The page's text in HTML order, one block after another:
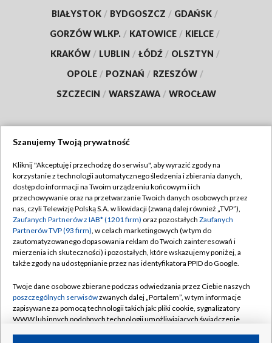
BIAŁYSTOK / BYDGOSZCZ / GDAŃSK /
GORZÓW WLKP. / KATOWICE / KIELCE /
KRAKÓW / LUBLIN / ŁÓDŹ / OLSZTYN /
OPOLE / POZNAŃ / RZESZÓW /
SZCZECIN / WARSZAWA / WROCŁAW
TVP
Abonament TVP
Emisja w TVP
Centrum informacji TVP
Naziemna Telewizja Cyfrowa
Rada Programowa
System NOS
Informacje o nadawcy
Regulamin TVP
Polityka prywatności
Moje zgody
Pomoc
Kontakt
Kanały
Szanujemy Twoją prywatność
Kliknij "Akceptuję i przechodzę do serwisu", aby wyrazić zgody na
korzystanie z technologii automatycznego śledzenia i zbierania danych,
dostęp do informacji na Twoim urządzeniu końcowym i ich
przechowywanie oraz na przetwarzanie Twoich danych osobowych przez
nas, czyli Telewizję Polską S.A. w likwidacji (zwaną dalej również „TVP”),
Zaufanych Partnerów z IAB* (1201 firm) oraz pozostałych Zaufanych
Partnerów TVP (93 firm), w celach marketingowych (w tym do
zautomatyzowanego dopasowania reklam do Twoich zainteresowań i
mierzenia ich skuteczności) i pozostałych, które wskazujemy poniżej, a
także zgody na udostępnianie przez nas identyfikatora PPID do Google.
Twoje dane osobowe zbierane podczas odwiedzania przez Ciebie naszych
poszczególnych serwisówzwanych dalej „Portalem”, w tym informacje
zapisywane za pomocą technologii takich jak: pliki cookie, sygnalizatory
WWW lub innych podobnych technologii umożliwiających świadczenie